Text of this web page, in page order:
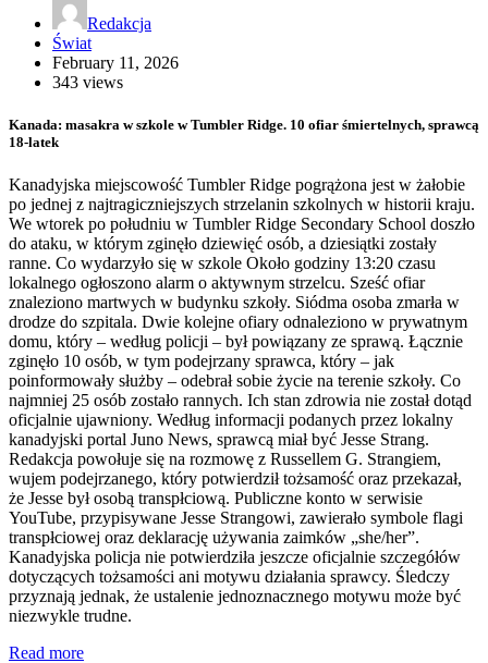
Redakcja
Świat
February 11, 2026
343 views
Kanada: masakra w szkole w Tumbler Ridge. 10 ofiar śmiertelnych, sprawcą
18-latek
Kanadyjska miejscowość Tumbler Ridge pogrążona jest w żałobie
po jednej z najtragiczniejszych strzelanin szkolnych w historii kraju.
We wtorek po południu w Tumbler Ridge Secondary School doszło
do ataku, w którym zginęło dziewięć osób, a dziesiątki zostały
ranne. Co wydarzyło się w szkole Około godziny 13:20 czasu
lokalnego ogłoszono alarm o aktywnym strzelcu. Sześć ofiar
znaleziono martwych w budynku szkoły. Siódma osoba zmarła w
drodze do szpitala. Dwie kolejne ofiary odnaleziono w prywatnym
domu, który – według policji – był powiązany ze sprawą. Łącznie
zginęło 10 osób, w tym podejrzany sprawca, który – jak
poinformowały służby – odebrał sobie życie na terenie szkoły. Co
najmniej 25 osób zostało rannych. Ich stan zdrowia nie został dotąd
oficjalnie ujawniony. Według informacji podanych przez lokalny
kanadyjski portal Juno News, sprawcą miał być Jesse Strang.
Redakcja powołuje się na rozmowę z Russellem G. Strangiem,
wujem podejrzanego, który potwierdził tożsamość oraz przekazał,
że Jesse był osobą transpłciową. Publiczne konto w serwisie
YouTube, przypisywane Jesse Strangowi, zawierało symbole flagi
transpłciowej oraz deklarację używania zaimków „she/her”.
Kanadyjska policja nie potwierdziła jeszcze oficjalnie szczegółów
dotyczących tożsamości ani motywu działania sprawcy. Śledczy
przyznają jednak, że ustalenie jednoznacznego motywu może być
niezwykle trudne.
Read more